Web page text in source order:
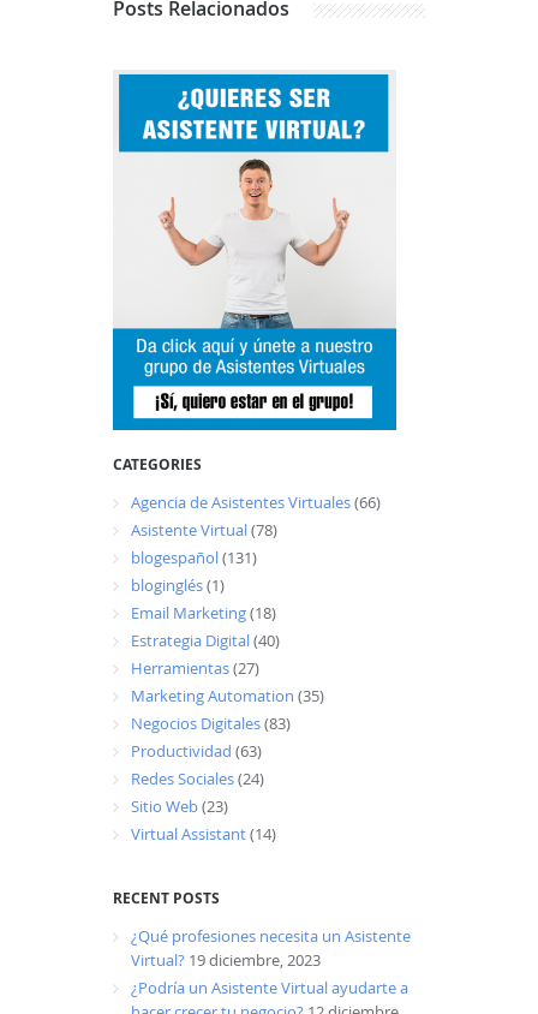
Posts Relacionados
CATEGORIES
Agencia de Asistentes Virtuales(66)
Asistente Virtual(78)
blogespañol(131)
bloginglés(1)
Email Marketing(18)
Estrategia Digital(40)
Herramientas(27)
Marketing Automation (35)
Negocios Digitales(83)
Productividad (63)
Redes Sociales(24)
Sitio Web(23)
Virtual Assistant(14)
RECENT POSTS
¿Qué profesiones necesita un Asistente
Virtual? 19 diciembre, 2023
¿Podría un Asistente Virtual ayudarte a